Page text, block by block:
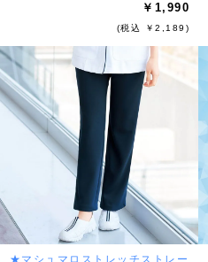
￥1,990
(税込 ￥2,189)
★マシュマロストレッチストレー